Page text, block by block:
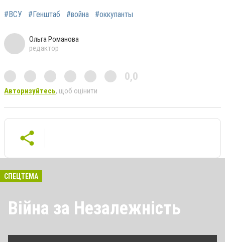
#ВСУ #Генштаб #война #оккупанты
Ольга Романова
редактор
0,0
Авторизуйтесь, щоб оцінити
СПЕЦТЕМА
Війна за Незалежність